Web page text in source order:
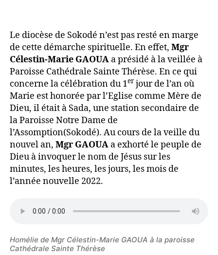
Le diocèse de Sokodé n’est pas resté en marge
de cette démarche spirituelle. En effet, Mgr
Célestin-Marie GAOUA a présidé à la veillée à
Paroisse Cathédrale Sainte Thérèse. En ce qui
concerne la célébration du 1er jour de l’an où
Marie est honorée par l’Eglise comme Mère de
Dieu, il était à Sada, une station secondaire de
la Paroisse Notre Dame de
l’Assomption(Sokodé). Au cours de la veille du
nouvel an, Mgr GAOUA a exhorté le peuple de
Dieu à invoquer le nom de Jésus sur les
minutes, les heures, les jours, les mois de
l’année nouvelle 2022.
Homélie de Mgr Célestin-Marie GAOUA à la paroisse
Cathédrale Sainte Thérèse